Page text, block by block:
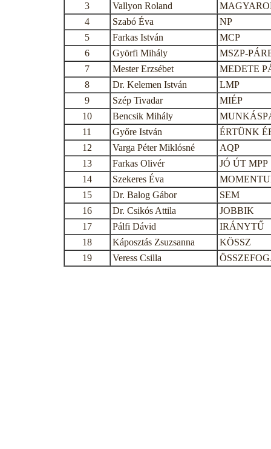
3
Vallyon Roland
4
Szabó Éva
NP
5
Farkas István
MCP
6
Györfi Mihály
MSZP-
7
Mester Erzsébet
MEDETE
8
Dr. Kelemen István
LMP
9
Szép Tivadar
MIÉP
10
Bencsik Mihály
11
Győre István
ÉRTÜNK
12
Varga Péter Miklósné
AQP
13
Farkas Olivér
JÓ ÚT MPP
14
Szekeres Éva
15
Dr. Balog Gábor
SEM
16
Dr. Csikós Attila
JOBBIK
17
Pálfi Dávid
IRÁNYTŰ
18
Káposztás Zsuzsanna
KÖSSZ
19
Veress Csilla